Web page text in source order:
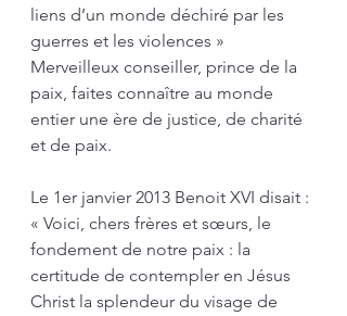
liens d’un monde déchiré par les
guerres et les violences »
Merveilleux conseiller, prince de la
paix, faites connaître au monde
entier une ère de justice, de charité
et de paix.
Le 1er janvier 2013 Benoit XVI disait :
« Voici, chers frères et sœurs, le
fondement de notre paix : la
certitude de contempler en Jésus
Christ la splendeur du visage de